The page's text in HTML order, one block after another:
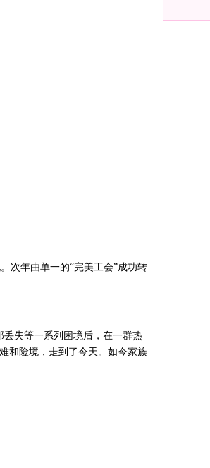
次年由单一的“完美工会”成功转
失等一系列困境后，在一群热
和险境，走到了今天。如今家族